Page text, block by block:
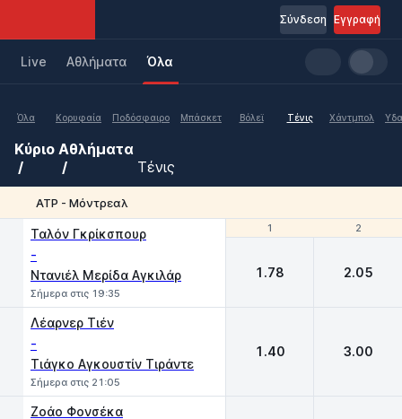
Εγγραφή
Σύνδεση
Live Aθλήματα Όλα
Όλα Κορυφαία Ποδόσφαιρο Μπάσκετ Βόλεϊ Τένις Χάντμπολ
Κύριο Αθλήματα
Τένις
ATP - Μόντρεαλ
1 2
Ταλόν Γκρίκσπουρ
-
Ντανιέλ Μερίδα Αγκιλάρ
Σήμερα στις 19:35
1 2
1.78 2.05
Λέαρνερ Τιέν
-
Τιάγκο Αγκουστίν Τιράντε
Σήμερα στις 21:05
1.40 3.00
Ζοάο Φονσέκα